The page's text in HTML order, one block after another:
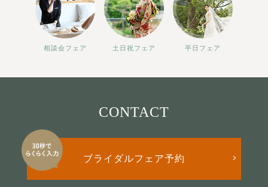
相談会フェア 土日祝フェア 平日フェア
CONTACT
ブライダルフェア予約